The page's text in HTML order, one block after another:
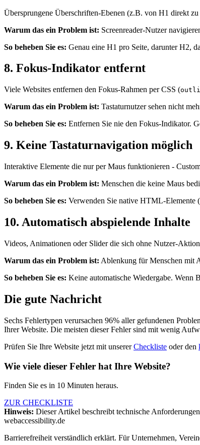
Übersprungene Überschriften-Ebenen (z.B. von H1 direkt
Warum das ein Problem ist: Screenreader-Nutzer
So beheben Sie es: Genau eine H1 pro Seite, darunter H2,
8. Fokus-Indikator entfernt
Viele Websites entfernen den Fokus-Rahmen per CSS (
Warum das ein Problem ist: Tastaturnutzer sehen nicht
So beheben Sie es: Entfernen Sie nie den Fokus-Indikator.
9. Keine Tastaturnavigation möglich
Interaktive Elemente die nur per Maus funktionieren -
Warum das ein Problem ist: Menschen die keine Maus
So beheben Sie es: Verwenden Sie native HTML-Elemente (
10. Automatisch abspielende Inhalte
Videos, Animationen oder Slider die sich ohne Nutzer-
Warum das ein Problem ist: Ablenkung für Menschen mit
So beheben Sie es: Keine automatische Wiedergabe. Wenn
Die gute Nachricht
Sechs Fehlertypen verursachen 96% aller gefundenen
Ihrer Website. Die meisten dieser Fehler sind mit wenig
Prüfen Sie Ihre Website jetzt mit unsererCheckliste oder den
Wie viele dieser Fehler hat Ihre Website?
Finden Sie es in 10 Minuten heraus.
ZUR CHECKLISTE
Hinweis: Dieser Artikel beschreibt technische
webaccessibility.de
Barrierefreiheit verständlich erklärt. Für Unternehmen,